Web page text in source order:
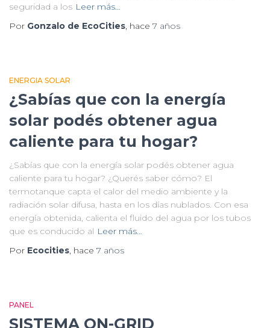
seguridad a los Leer más…
Por Gonzalo de EcoCities, hace 7 años
ENERGIA SOLAR
¿Sabías que con la energía
solar podés obtener agua
caliente para tu hogar?
¿Sabías que con la energía solar podés obtener agua
caliente para tu hogar? ¿Querés saber cómo? El
termotanque capta el calor del medio ambiente y la
radiación solar difusa, hasta en los días nublados. Con esa
energía obtenida, calienta el fluido del agua por los tubos
que es conducido al Leer más…
Por Ecocities, hace 7 años
PANEL
SISTEMA ON-GRID